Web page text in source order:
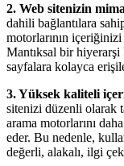
2. Web sitenizin
dahili bağlantılara
motorlarının içeriğinizi
Mantıksal bir
sayfalara kolayca
3. Yüksek kaliteli
sitenizi düzenli olarak
arama motorlarını
eder. Bu nedenle,
değerli, alakalı, ilgi